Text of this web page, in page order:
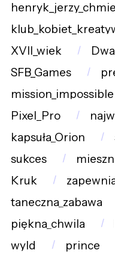
XVII_wiek
SFB_Games
mission_impossible
Pixel_Pro
kapsuła_Orion
sukces
Kruk
taneczna_zabawa
piękna_chwila
wyld
prince